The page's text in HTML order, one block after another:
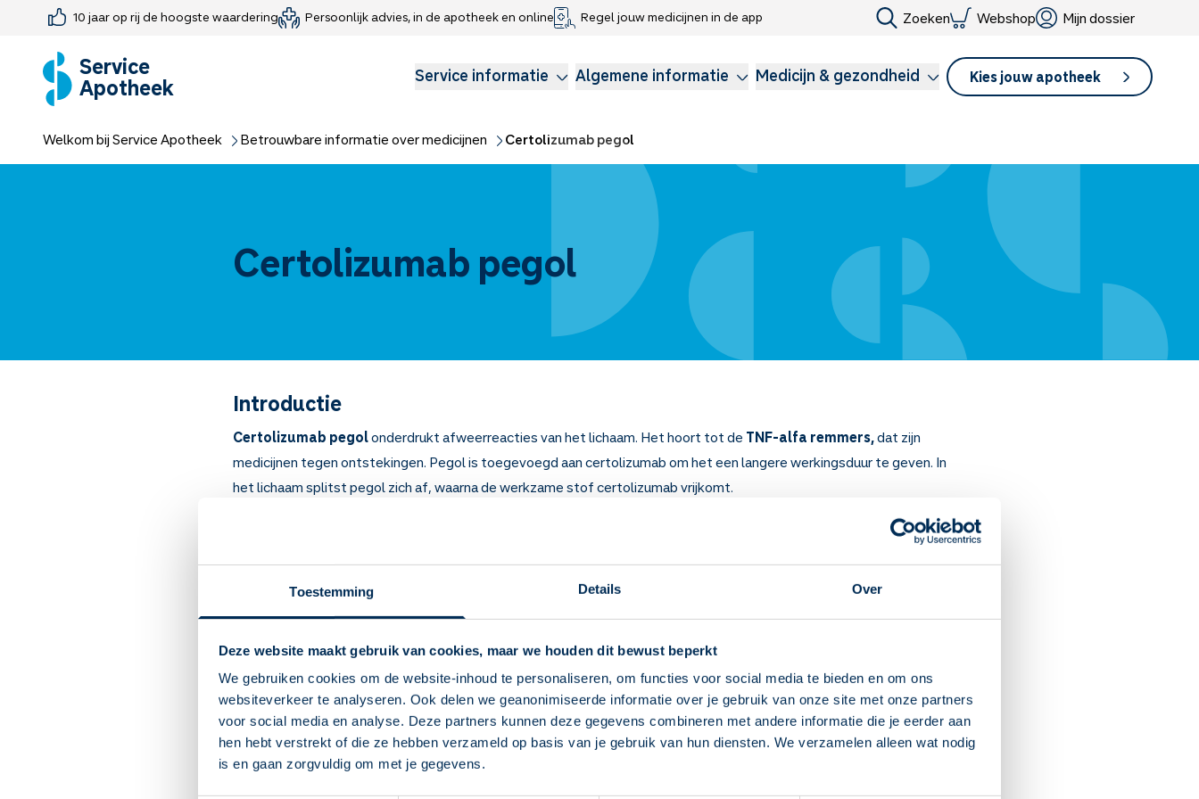
Toestemming Details Over
Deze website maakt gebruik van cookies, maar we houden dit bewust beperkt
We gebruiken cookies om de website-inhoud te personaliseren, om functies voor social media te bieden en om ons
websiteverkeer te analyseren. Ook delen we geanonimiseerde informatie over je gebruik van onze site met onze partners
voor social media en analyse. Deze partners kunnen deze gegevens combineren met andere informatie die je eerder aan
hen hebt verstrekt of die ze hebben verzameld op basis van je gebruik van hun diensten. We verzamelen alleen wat nodig
is en gaan zorgvuldig om met je gegevens.
Deze Service Apotheek staat nu ingesteld als
jouw apotheek
Zo kan je makkelijk alle informatie vinden in het
10 jaar op rij de hoogste waardering Persoonlijk advies, in de apotheek en online Regel jouw medicijnen in de app Zoeken Webshop Mijn dossier
Service
Apotheek Service informatie Algemene informatie Medicijn & gezondheid Kies jouw apotheek
Farmaceutisch consult
Medicijn-APK
Webshop
Jouw medische gegevens delen
Klachtenregeling
Medicijnen voor kinderen
Longzorg
Welkom bij Service Apotheek Betrouwbare informatie over medicijnen Certolizumab pegol
Certolizumab pegol
Introductie
Certolizumab pegolonderdrukt afweerreacties van het lichaam. Het hoort tot de TNF-alfa remmers,dat zijn
medicijnen tegen ontstekingen. Pegol is toegevoegd aan certolizumab om het een langere werkingsduur te geven. In
het lichaam splitst pegol zich af, waarna de werkzame stof certolizumab vrijkomt.
gewrichtsontsteking (artritis psoriatica) enplaque psoriasis(grote 'plakkaten' psoriasis op de huid). Het wordt soms
voorgeschreven bij de darmontsteking
ziekte van Crohn.
Belangrijk om te weten over Certolizumab pegol
Certolizumab onderdrukt de lichaamsafweer en remt ontstekingen.
Bij gewrichtsontstekingen (reuma, de ziekte van Bechterew) en bij de huidziekte psoriasis. Soms bij de
darmontsteking ziekte van Crohn.
Meestal merkt u binnen 3 tot 4 maanden dat de ziekte rustiger wordt. Merkt u binnen 3 tot 4 maanden geen effect?
Dan zal uw arts een ander medicijn voor u zoeken.
U krijgt de injecties in het ziekenhuis, meestal 1 keer per 2 weken, soms 1 keer per 4 weken.